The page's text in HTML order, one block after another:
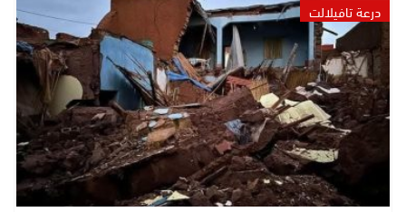
درعة تافيلالت